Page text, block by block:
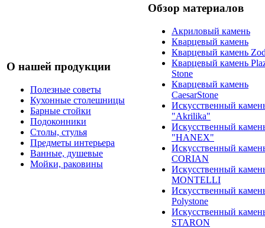
О нашей продукции
Полезные советы
Кухонные столешницы
Барные стойки
Подоконники
Столы, стулья
Предметы интерьера
Ванные, душевые
Мойки, раковины
Обзор материалов
Акриловый камень
Кварцевый камень
Кварцевый камень
Кварцевый камень
Stone
Кварцевый камень
CaesarStone
Искусственный
"Akrilika"
Искусственный
"HANEX"
Искусственный
CORIAN
Искусственный
MONTELLI
Искусственный
Polystone
Искусственный
STARON